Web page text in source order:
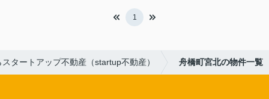
1
タートアップ不動産（startup不動産） 舟橋町宮北の物件一覧